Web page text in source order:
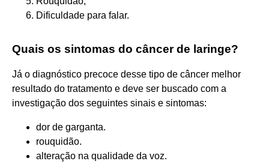
Dificuldade para falar.
Quais os sintomas do câncer de laringe?
Já o diagnóstico precoce desse tipo de câncer melhor
resultado do tratamento e deve ser buscado com a
investigação dos seguintes sinais e sintomas:
dor de garganta.
rouquidão.
alteração na qualidade da voz.